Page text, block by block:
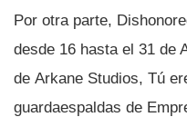
Por otra parte,
desde 16 hasta el 31 de
de Arkane Studios, Tú
guardaespaldas de